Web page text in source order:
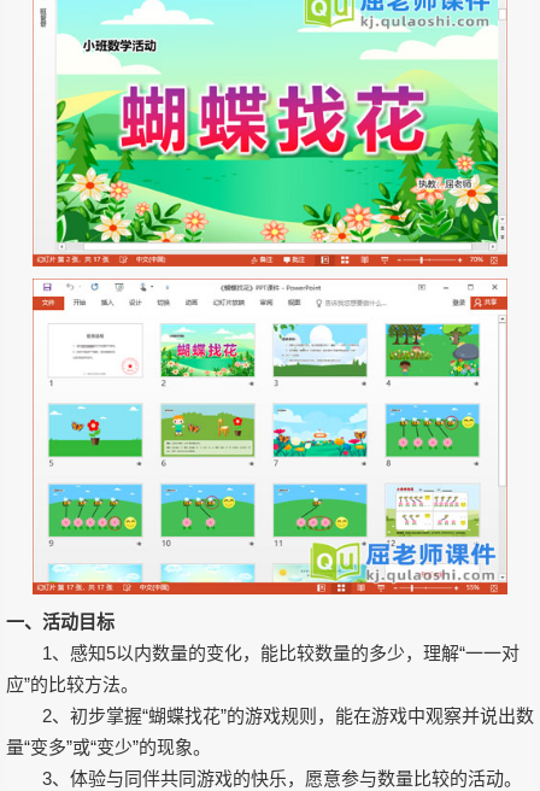
一、活动目标
1、感知5以内数量的变化，能比较数量的多少，理解“一一对
应”的比较方法。
2、初步掌握“蝴蝶找花”的游戏规则，能在游戏中观察并说出数
量“变多”或“变少”的现象。
3、体验与同伴共同游戏的快乐，愿意参与数量比较的活动。